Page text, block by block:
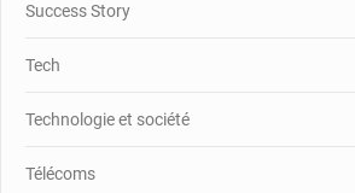
Success Story
Tech
Technologie et société
Télécoms